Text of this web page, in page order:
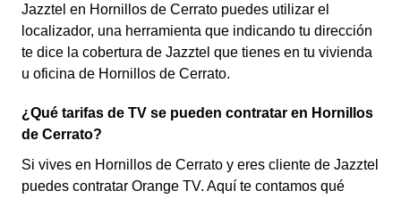
Jazztel en Hornillos de Cerrato puedes utilizar el
localizador, una herramienta que indicando tu dirección
te dice la cobertura de Jazztel que tienes en tu vivienda
u oficina de Hornillos de Cerrato.
¿Qué tarifas de TV se pueden contratar en Hornillos
de Cerrato?
Si vives en Hornillos de Cerrato y eres cliente de Jazztel
puedes contratar Orange TV. Aquí te contamos qué